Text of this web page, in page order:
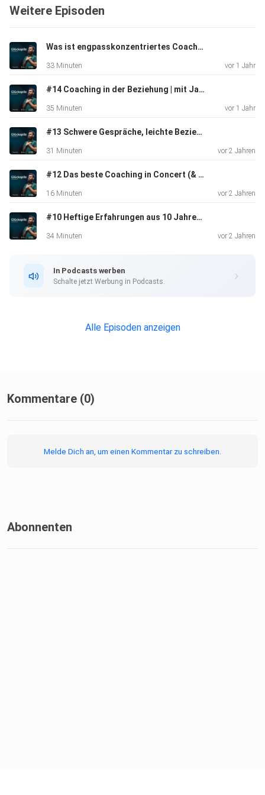
Weitere Episoden
Was ist engpasskonzentriertes Coaching und wie ist Growching dadurch entstanden? | Mit Jana Baum
33 Minuten vor 1 Jahr
#14 Coaching in der Beziehung | mit Jana Baum
35 Minuten vor 1 Jahr
#13 Schwere Gespräche, leichte Beziehung | mit Jana Baum
31 Minuten vor 2 Jahren
#12 Das beste Coaching in Concert (& was Du daraus lernen kannst)
16 Minuten vor 2 Jahren
#10 Heftige Erfahrungen aus 10 Jahren Coaching | mit Faruk Sevic
34 Minuten vor 2 Jahren
In Podcasts werben
Schalte jetzt Werbung in Podcasts.
Alle Episoden anzeigen
Kommentare (0)
Melde Dich an, um einen Kommentar zu schreiben.
Abonnenten